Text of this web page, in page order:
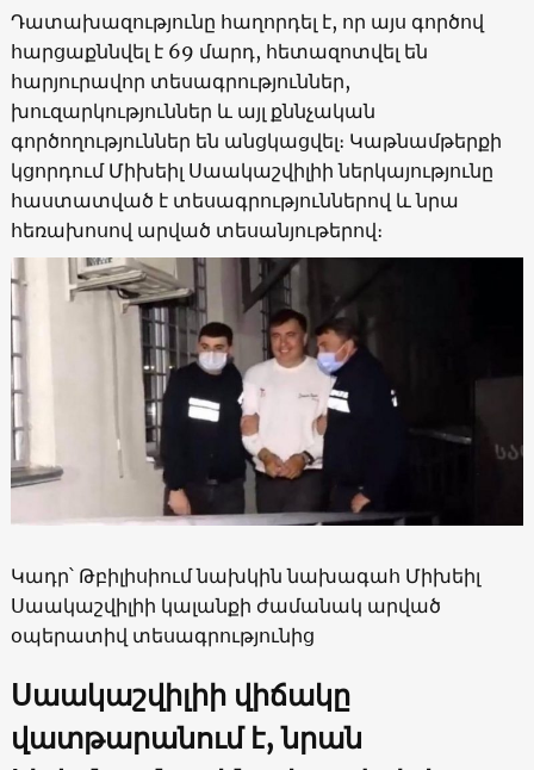
Դատախազությունը հաղորդել է, որ այս գործով
հարցաքննվել է 69 մարդ, հետազոտվել են
հարյուրավոր տեսագրություններ,
խուզարկություններ և այլ քննչական
գործողություններ են անցկացվել։ Կաթնամթերքի
կցորդում Միխեիլ Սաակաշվիլիի ներկայությունը
հաստատված է տեսագրություններով և նրա
հեռախոսով արված տեսանյութերով։
Կադր՝ Թբիլիսիում նախկին նախագահ Միխեիլ
Սաակաշվիլիի կալանքի ժամանակ արված
օպերատիվ տեսագրությունից
Սաակաշվիլիի վիճակը
վատթարանում է, նրան